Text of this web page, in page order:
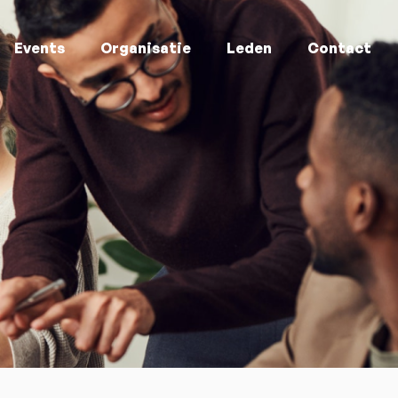
Events Organisatie Leden Contact